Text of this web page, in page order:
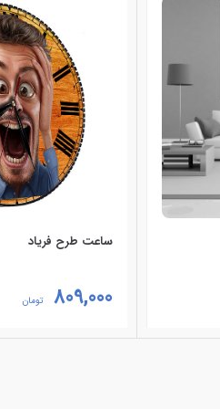
ساعت طرح فریاد
809,000 تومان